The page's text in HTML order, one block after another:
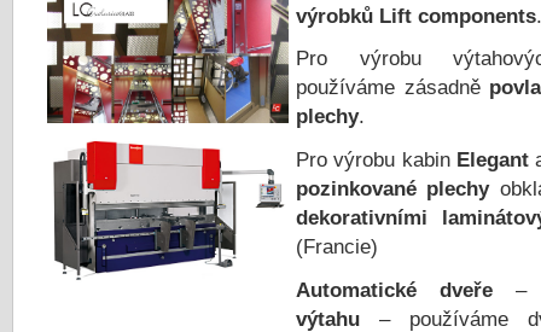
výrobků Lift components.
Pro výrobu
používáme zásadně
plechy.
Pro výrobu kabin Elegant
pozinkované plechy
dekorativními
(Francie)
Automatické dveře
výtahu – používáme